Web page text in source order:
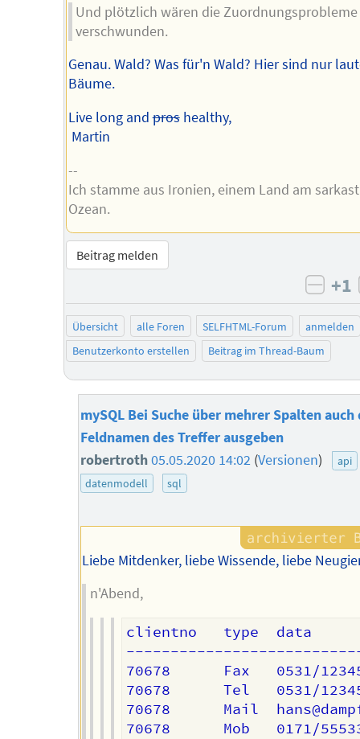
Und plötzlich wären die Zuordnungsprobleme
verschwunden.
Genau. Wald? Was für'n Wald? Hier sind nur
Bäume.
Live long andproshealthy,
Martin
--
Ich stamme aus Ironien, einem Land am
Ozean.
Beitrag melden
+1
Übersicht alle Foren SELFHTML-Forum
anmelden
Benutzerkonto erstellen
Beitrag im Thread-Baum
mySQL Bei Suche über mehrer Spalten auch
Feldnamen des Treffer ausgeben
robertroth05.05.2020 14:02 (Versionen)
api
datenmodell
sql
Liebe Mitdenker, liebe Wissende, liebe
n'Abend,
clientno   type  data
70678      Fax   0531/
70678      Tel   0531/
70678      Mail